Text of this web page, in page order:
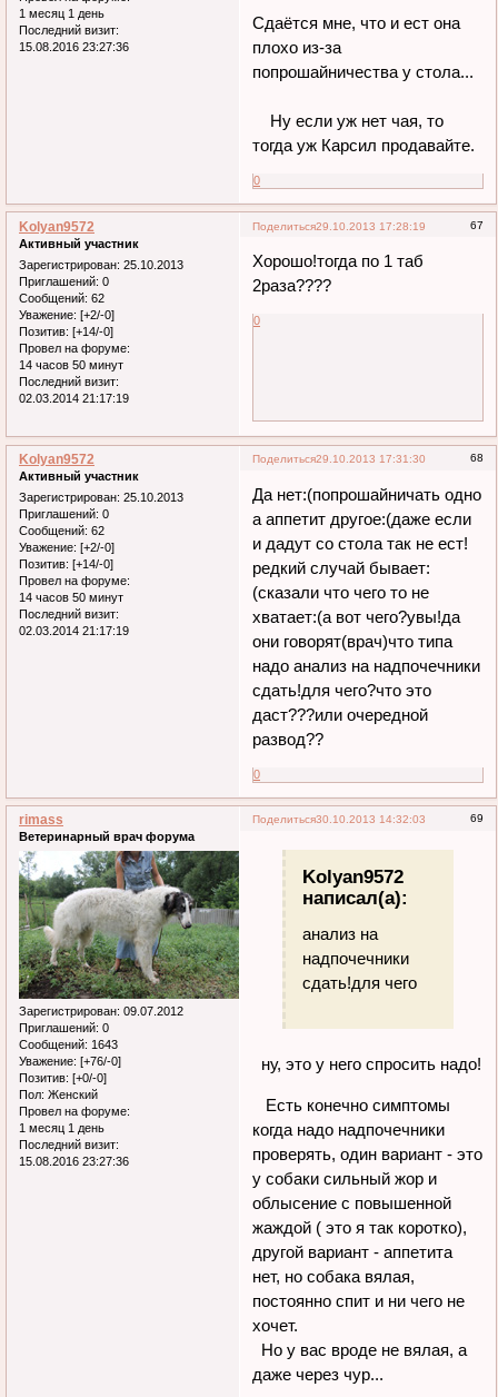
1 месяц 1 день
Последний визит:
15.08.2016 23:27:36
Сдаётся мне, что и ест она
плохо из-за
попрошайничества у стола...
Ну если уж нет чая, то
тогда уж Карсил продавайте.
0
Поделиться 67
29.10.2013 17:28:19
Kolyan9572
Активный участник
Зарегистрирован: 25.10.2013
Приглашений: 0
Сообщений: 62
Уважение: [+2/-0]
Позитив: [+14/-0]
Провел на форуме:
14 часов 50 минут
Последний визит:
02.03.2014 21:17:19
Хорошо!тогда по 1 таб
2раза????
0
Поделиться 68
29.10.2013 17:31:30
Kolyan9572
Активный участник
Зарегистрирован: 25.10.2013
Приглашений: 0
Сообщений: 62
Уважение: [+2/-0]
Позитив: [+14/-0]
Провел на форуме:
14 часов 50 минут
Последний визит:
02.03.2014 21:17:19
Да нет:(попрошайничать одно
а аппетит другое:(даже если
и дадут со стола так не ест!
редкий случай бывает:
(сказали что чего то не
хватает:(а вот чего?увы!да
они говорят(врач)что типа
надо анализ на надпочечники
сдать!для чего?что это
даст???или очередной
развод??
0
Поделиться 69
30.10.2013 14:32:03
rimass
Ветеринарный врач форума
Зарегистрирован: 09.07.2012
Приглашений: 0
Сообщений: 1643
Уважение: [+76/-0]
Позитив: [+0/-0]
Пол: Женский
Провел на форуме:
1 месяц 1 день
Последний визит:
15.08.2016 23:27:36
Kolyan9572
написал(а):
анализ на
надпочечники
сдать!для чего
ну, это у него спросить надо!
Есть конечно симптомы
когда надо надпочечники
проверять, один вариант - это
у собаки сильный жор и
облысение с повышенной
жаждой ( это я так коротко),
другой вариант - аппетита
нет, но собака вялая,
постоянно спит и ни чего не
хочет.
Но у вас вроде не вялая, а
даже через чур...